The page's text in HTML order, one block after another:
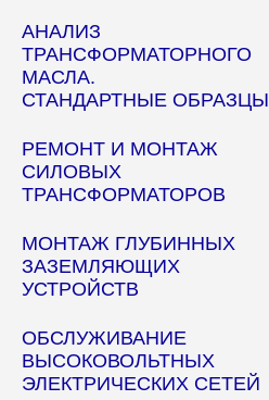
АНАЛИЗ
ТРАНСФОРМАТОРНОГО
МАСЛА.
СТАНДАРТНЫЕ ОБРАЗЦЫ
РЕМОНТ И МОНТАЖ
СИЛОВЫХ
ТРАНСФОРМАТОРОВ
МОНТАЖ ГЛУБИННЫХ
ЗАЗЕМЛЯЮЩИХ
УСТРОЙСТВ
ОБСЛУЖИВАНИЕ
ВЫСОКОВОЛЬТНЫХ
ЭЛЕКТРИЧЕСКИХ СЕТЕЙ